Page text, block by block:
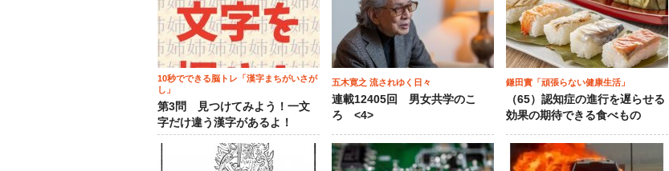
10秒でできる脳トレ「漢字まちがいさが
し」
第3問 見つけてみよう！一文
字だけ違う漢字があるよ！
五木寛之 流されゆく日々
連載12405回 男女共学のこ
ろ <4>
鎌田實「頑張らない健康生活」
（65）認知症の進行を遅らせる
効果の期待できる食べもの